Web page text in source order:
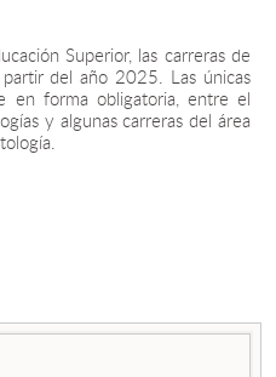
Superior, las carreras de
del año 2025. Las únicas
en forma obligatoria, entre el
y algunas carreras del área